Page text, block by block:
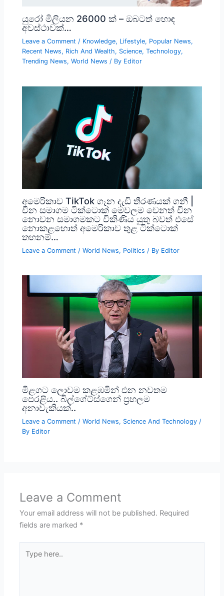
යුරෝ මිලියන 26000 ක් – ඔබටත් හොඳ
අවස්ථාවක්…
Leave a Comment / Knowledge, Lifestyle, Popular News,
Recent News, Rich And Wealth, Science,Technology,
Trending News,World News / By Editor
අමෙරිකාව TikTok ගෑන දැඩි තීරණයක් ගනී |
චීන සමාගම ටික්ටොක් මෙවලම වෙනත් චීන
නොවන සමාගමකට විකිණිය යුතු බවත් එසේ
නොකළහොත් අමෙරිකාව තුළ ටික්ටොක්
තහනම්…
Leave a Comment /World News, Politics / By Editor
මීළගට ලොවම කළඹමින් එන නවතම
පෙරළිය.. බිල්ගේට්ස්ගෙන් ප්‍රභලම
අනාවැකියක්..
Leave a Comment /World News, Science And Technology /
By Editor
Leave a Comment
Your email address will not be published. Required
fields are marked *
here..